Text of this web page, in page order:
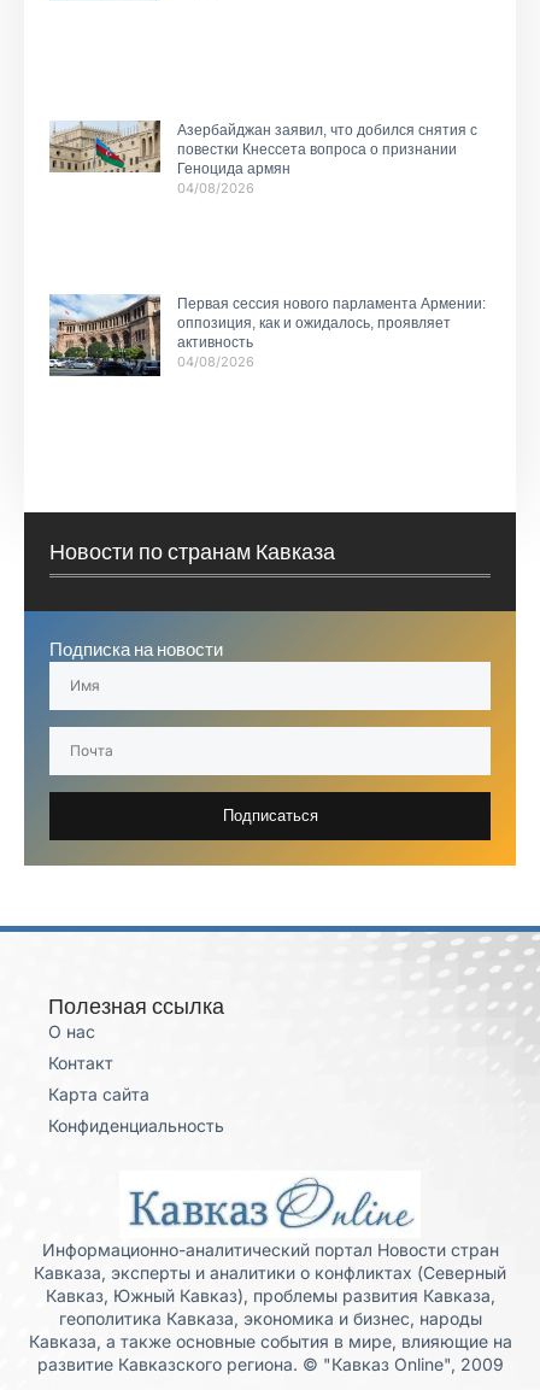
Азербайджан заявил, что добился снятия с
повестки Кнессета вопроса о признании
Геноцида армян
04/08/2026
Первая сессия нового парламента Армении:
оппозиция, как и ожидалось, проявляет
активность
04/08/2026
Новости по странам Кавказа
Подписка на новости
Подписаться
Полезная ссылка
О нас
Контакт
Карта сайта
Конфиденциальность
Информационно-аналитический портал Новости стран
Кавказа, эксперты и аналитики о конфликтах (Северный
Кавказ, Южный Кавказ), проблемы развития Кавказа,
геополитика Кавказа, экономика и бизнес, народы
Кавказа, а также основные события в мире, влияющие на
развитие Кавказского региона. © "Кавказ Online", 2009